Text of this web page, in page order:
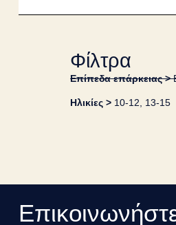
Φίλτρα
Επίπεδα επάρκειας >
Ηλικίες > 10-12, 13-15